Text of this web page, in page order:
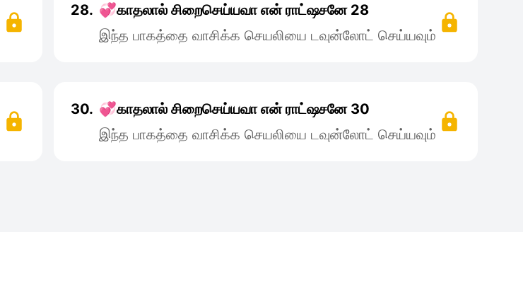
28. 💞காதலால் சிறைசெய்யவா என் ராட்ஷசனே 28
இந்த பாகத்தை வாசிக்க செயலியை டவுன்லோட் செய்யவும்
30. 💞காதலால் சிறைசெய்யவா என் ராட்ஷசனே 30
இந்த பாகத்தை வாசிக்க செயலியை டவுன்லோட் செய்யவும்